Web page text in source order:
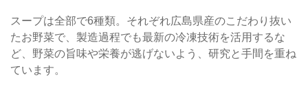
スープは全部で6種類。それぞれ広島県産のこだわり抜い
たお野菜で、製造過程でも最新の冷凍技術を活用するな
ど、野菜の旨味や栄養が逃げないよう、研究と手間を重ね
ています。